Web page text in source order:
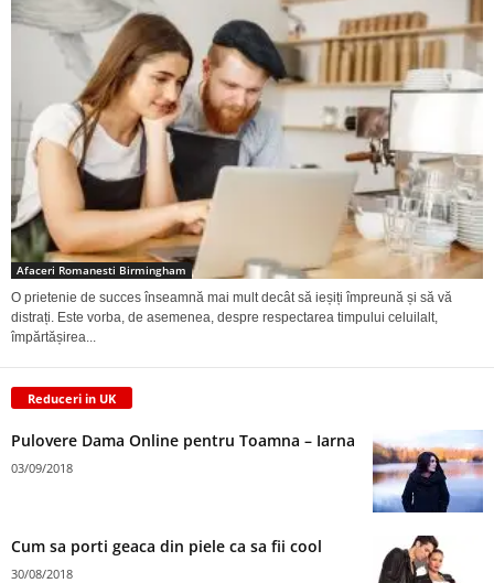
Afaceri Romanesti Birmingham
O prietenie de succes înseamnă mai mult decât să ieșiți împreună și să vă
distrați. Este vorba, de asemenea, despre respectarea timpului celuilalt,
împărtășirea...
Reduceri in UK
Pulovere Dama Online pentru Toamna – Iarna
03/09/2018
Cum sa porti geaca din piele ca sa fii cool
30/08/2018